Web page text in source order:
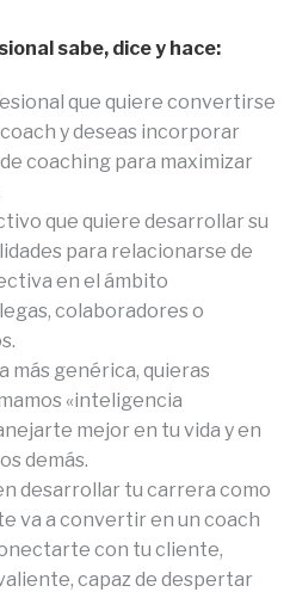
sabe, dice y hace:
que quiere convertirse
y deseas incorporar
coaching para maximizar
que quiere desarrollar su
para relacionarse de
en el ámbito
colaboradores o
más genérica, quieras
«inteligencia
mejor en tu vida y en
demás.
desarrollar tu carrera como
va a convertir en un coach
con tu cliente,
capaz de despertar